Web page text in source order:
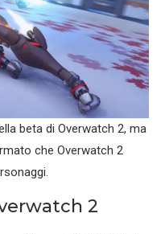
beta di Overwatch 2, ma
che Overwatch 2
2